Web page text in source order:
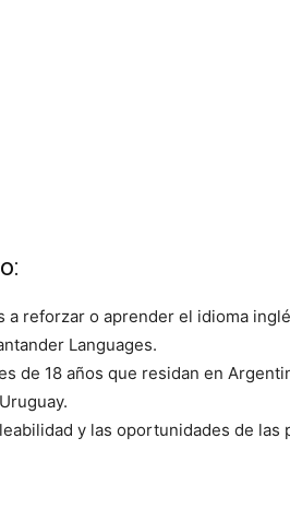
reforzar o aprender el idioma
Languages.
de 18 años que residan en
y las oportunidades de las